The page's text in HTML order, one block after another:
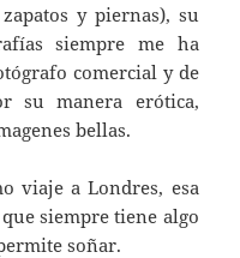
y piernas), su
siempre me ha
comercial y de
su manera erótica,
bellas.
viaje a Londres, esa
siempre tiene algo
soñar.